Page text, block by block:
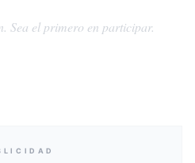
Sea el primero en participar.